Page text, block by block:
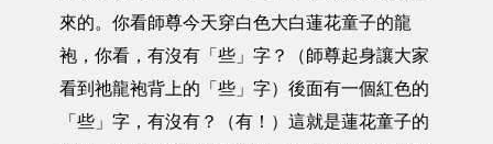
來的。你看師尊今天穿白色大白蓮花童子的龍
袍，你看，有沒有「些」字？（師尊起身讓大家
看到祂龍袍背上的「些」字）後面有一個紅色的
「些」字，有沒有？（有！）這就是蓮花童子的